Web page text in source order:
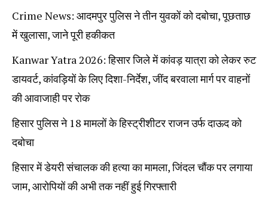
Crime News: आदमपुर पुलिस ने तीन युवकों को दबोचा, पूछताछ
में खुलासा, जाने पूरी हकीकत
Kanwar Yatra 2026: हिसार जिले में कांवड़ यात्रा को लेकर रुट
डायवर्ट, कांवड़ियों के लिए दिशा-निर्देश, जींद बरवाला मार्ग पर वाहनों
की आवाजाही पर रोक
हिसार पुलिस ने 18 मामलों के हिस्ट्रीशीटर राजन उर्फ दाऊद को
दबोचा
हिसार में डेयरी संचालक की हत्या का मामला, जिंदल चौंक पर लगाया
जाम, आरोपियों की अभी तक नहीं हुई गिरफ्तारी